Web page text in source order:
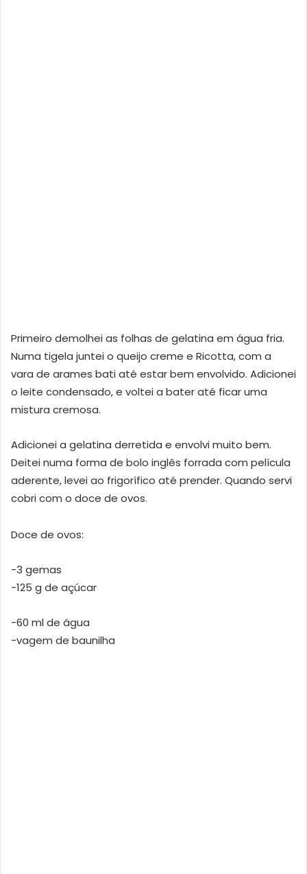
Primeiro demolhei as folhas de gelatina em água fria.
Numa tigela juntei o queijo creme e Ricotta, com a
vara de arames bati até estar bem envolvido. Adicionei
o leite condensado, e voltei a bater até ficar uma
mistura cremosa.
Adicionei a gelatina derretida e envolvi muito bem.
Deitei numa forma de bolo inglês forrada com película
aderente, levei ao frigorífico até prender. Quando servi
cobri com o doce de ovos.
Doce de ovos:
-3 gemas
-125 g de açúcar
-60 ml de água
-vagem de baunilha